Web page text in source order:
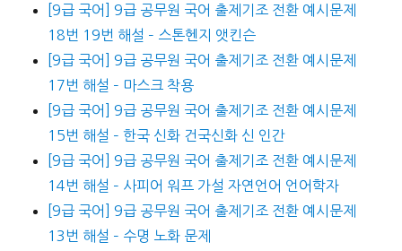
[9급 국어] 9급 공무원 국어 출제기조 전환 예시문제
18번 19번 해설 – 스톤헨지 앳킨슨
[9급 국어] 9급 공무원 국어 출제기조 전환 예시문제
17번 해설 – 마스크 착용
[9급 국어] 9급 공무원 국어 출제기조 전환 예시문제
15번 해설 – 한국 신화 건국신화 신 인간
[9급 국어] 9급 공무원 국어 출제기조 전환 예시문제
14번 해설 – 사피어 워프 가설 자연언어 언어학자
[9급 국어] 9급 공무원 국어 출제기조 전환 예시문제
13번 해설 – 수명 노화 문제